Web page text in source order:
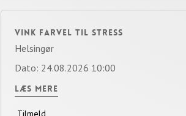
VINK FARVEL TIL STRESS
Helsingør
Dato: 24.08.2026 10:00
LÆS MERE